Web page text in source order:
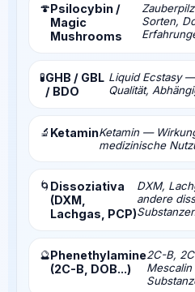
🍄Psilocybin /
Magic
Mushrooms
Sorten,
🧪GHB / GBL
/ BDO
Liquid Ecstasy
Qualität,
🔬 KetaminKetamin —
medizinische
🌀 Dissoziativa
(DXM,
Lachgas, PCP)
DXM,
andere
🔮Phenethylamine
(2C-B, DOB...)
2C-B,